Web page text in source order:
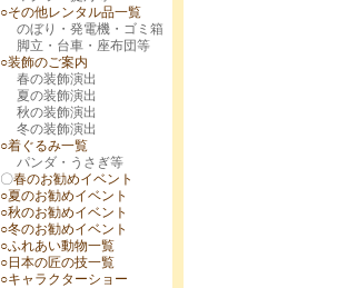
○その他レンタル品一覧
のぼり・発電機・ゴミ箱
脚立・台車・座布団等
○装飾のご案内
春の装飾演出
夏の装飾演出
秋の装飾演出
冬の装飾演出
○着ぐるみ一覧
パンダ・うさぎ等
〇春のお勧めイベント
○夏のお勧めイベント
○秋のお勧めイベント
○冬のお勧めイベント
○ふれあい動物一覧
○日本の匠の技一覧
○キャラクターショー